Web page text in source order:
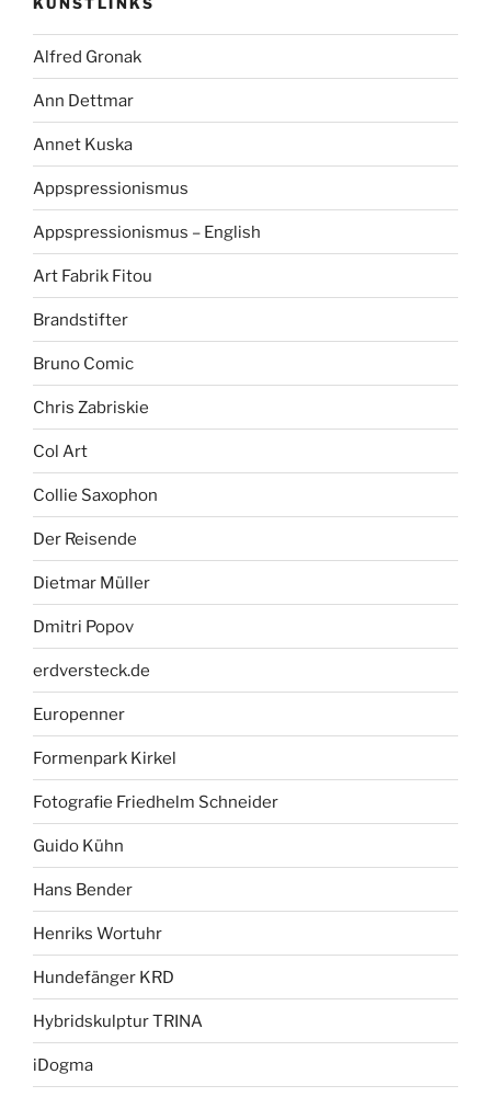
Alfred Gronak
Ann Dettmar
Annet Kuska
Appspressionismus
Appspressionismus – English
Art Fabrik Fitou
Brandstifter
Bruno Comic
Chris Zabriskie
Col Art
Collie Saxophon
Der Reisende
Dietmar Müller
Dmitri Popov
erdversteck.de
Europenner
Formenpark Kirkel
Fotografie Friedhelm Schneider
Guido Kühn
Hans Bender
Henriks Wortuhr
Hundefänger KRD
Hybridskulptur TRINA
iDogma